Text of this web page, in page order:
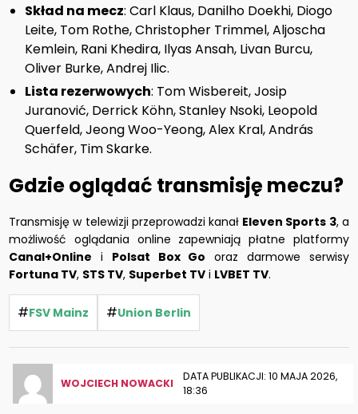
Skład na mecz: Carl Klaus, Danilho Doekhi, Diogo
Leite, Tom Rothe, Christopher Trimmel, Aljoscha
Kemlein, Rani Khedira, Ilyas Ansah, Livan Burcu,
Oliver Burke, Andrej Ilic.
Lista rezerwowych: Tom Wisbereit, Josip
Juranović, Derrick Köhn, Stanley Nsoki, Leopold
Querfeld, Jeong Woo-Yeong, Alex Kral, András
Schäfer, Tim Skarke.
Gdzie oglądać transmisję meczu?
Transmisję w telewizji przeprowadzi kanał Eleven Sports 3, a
możliwość oglądania online zapewniają płatne platformy
Canal+Online i Polsat Box Go oraz darmowe serwisy
Fortuna TV, STS TV, Superbet TV i LVBET TV.
#FSV Mainz #Union Berlin
WOJCIECH NOWACKI
DATA PUBLIKACJI: 10 MAJA 2026,
18:36